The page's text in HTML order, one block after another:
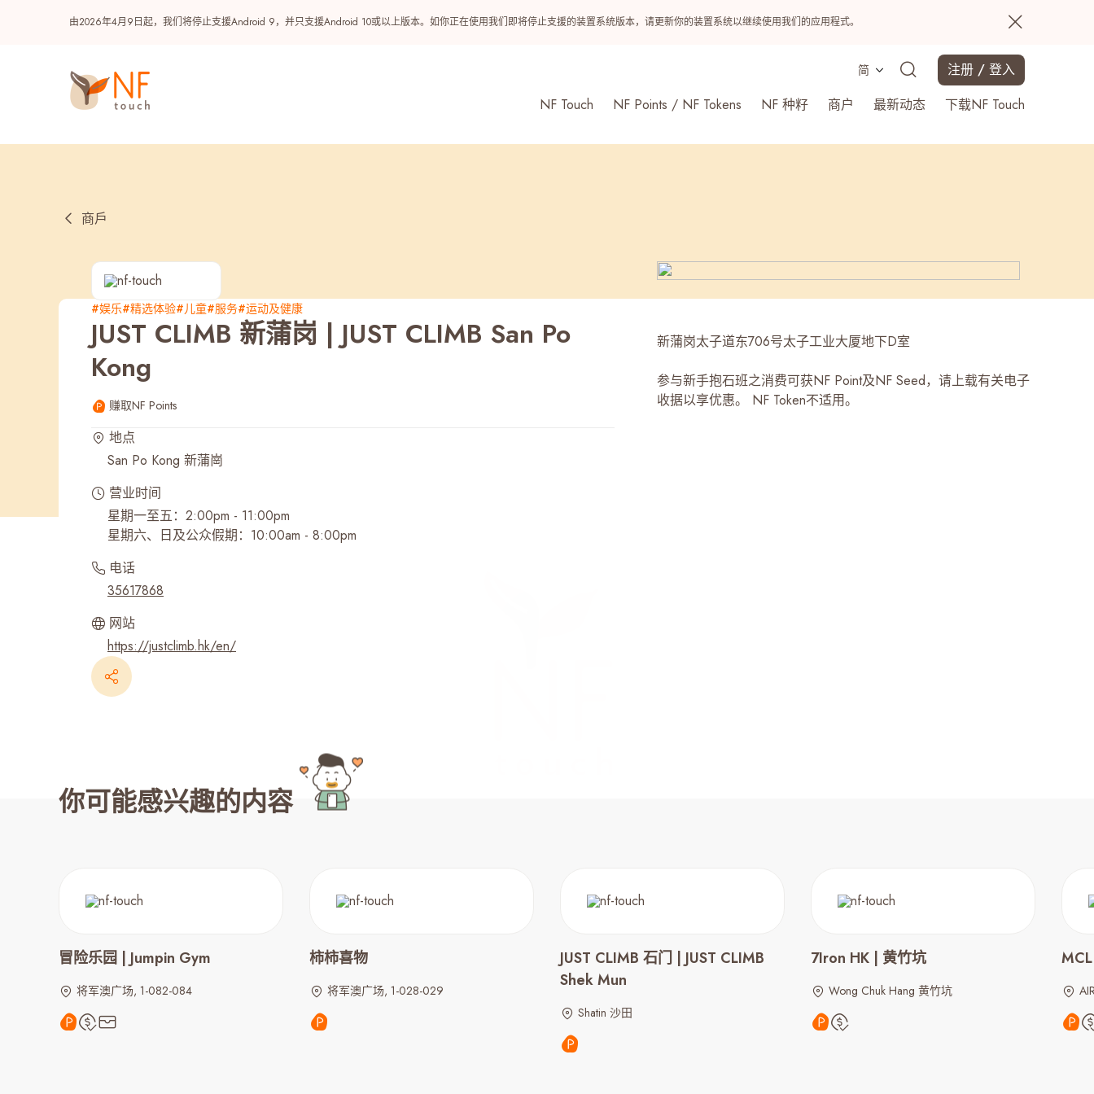
由2026年4月9日起，我们将停止支援Android 9，并只支援Android 10或以上版本。如你正在使用我们即将停止支援的装置系统版本，请更新你的装置系统以继续使用我们的应用程式。
简
注册 / 登入
NF Touch
NF Points / NF Tokens NF 种籽 商户 最新动态 下载NF Touch
热门
NF 种籽 NF Points AIRSIDE 奖赏
商戶
#娱乐#精选体验#儿童#服务#运动及健康
JUST CLIMB 新蒲岗 | JUST CLIMB San Po
Kong
赚取NF Points
地点
San Po Kong 新蒲崗
营业时间
星期一至五：2:00pm - 11:00pm
星期六、日及公众假期：10:00am - 8:00pm
电话
35617868
网站
https://justclimb.hk/en/
新蒲岗太子道东706号太子工业大厦地下D室
参与新手抱石班之消费可获NF Point及NF Seed，请上载有关电子
收据以享优惠。 NF Token不适用。
你可能感兴趣的内容
冒险乐园 | Jumpin Gym
将军澳广场, 1-082-084
柿柿喜物
将军澳广场, 1-028-029
JUST CLIMB 石门 | JUST CLIMB
Shek Mun
Shatin 沙田
7Iron HK | 黄竹坑
Wong Chuk Hang 黄竹坑